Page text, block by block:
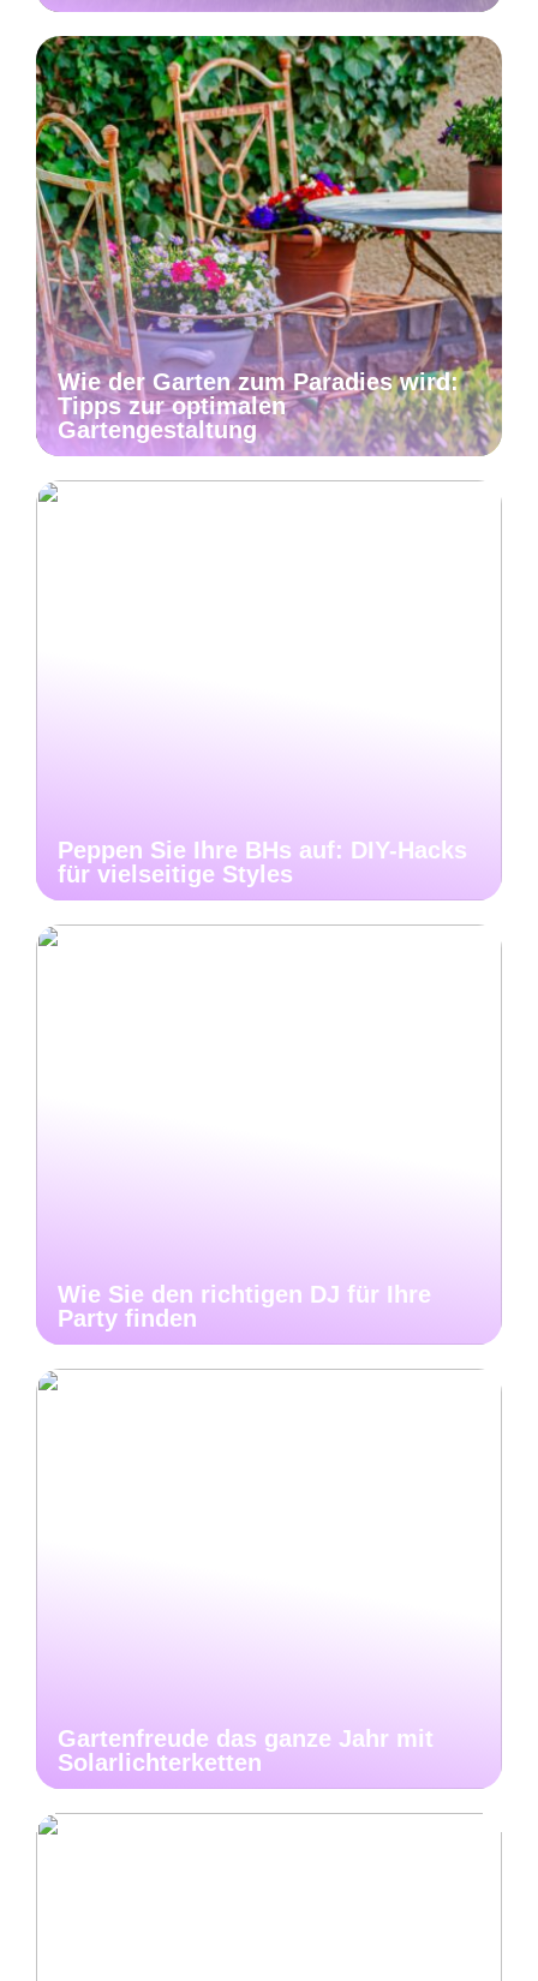
Wie der Garten zum Paradies wird:
Tipps zur optimalen
Gartengestaltung
Peppen Sie Ihre BHs auf: DIY-Hacks
für vielseitige Styles
Wie Sie den richtigen DJ für Ihre
Party finden
Gartenfreude das ganze Jahr mit
Solarlichterketten